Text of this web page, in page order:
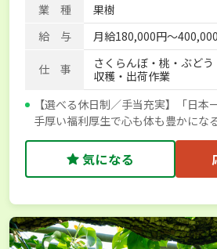
業 種
果樹
給 与
月給180,000円～
仕 事
さくらんぼ・桃・ぶどう
収穫・出荷作業
【選べる休日制／手当充実】「日本
手厚い福利厚生で心も体も豊かにな
気になる